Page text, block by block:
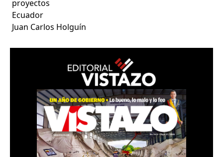
proyectos
Ecuador
Juan Carlos Holguín